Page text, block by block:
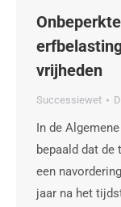
vrijheden
Successiewet
In de
bepaald dat
een
jaar na het